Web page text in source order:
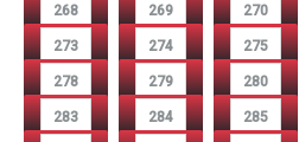
268 269 270
273 274 275
278 279 280
283 284 285